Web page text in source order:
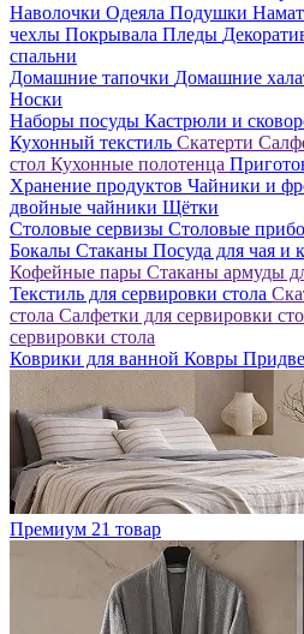
Наволочки Одеяла Подушки
чехлы Покрывала Пледы
спальни
Домашние тапочки Домашние
Носки
Наборы посуды Кастрюли и
Кухонный текстиль Скатерти
стол Кухонные полотенца
Хранение продуктов Чайники и
двойные чайники Щётки
Столовые сервизы Столовые
Бокалы Стаканы Посуда для чая и
Кофейные пары Стаканы армуды
Текстиль для сервировки стола
стола Салфетки для сервировки
сервировки стола
Коврики для ванной Ковры
Премиум 21 товар